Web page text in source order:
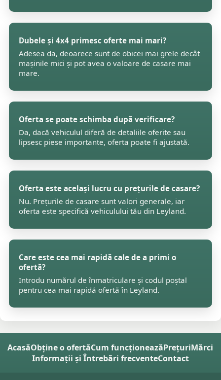
Dubele și 4x4 primesc oferte mai mari?
Adesea da, deoarece sunt de obicei mai grele decât
mașinile mici și pot avea o valoare de casare mai
mare.
Oferta se poate schimba după verificare?
Da, dacă vehiculul diferă de detaliile oferite sau
lipsesc piese importante, oferta poate fi ajustată.
Oferta este același lucru cu prețurile de casare?
Nu. Prețurile de casare sunt valori generale, iar
oferta este specifică vehiculului tău din Leyland.
Care este cea mai rapidă cale de a primi o
ofertă?
Introdu numărul de înmatriculare și codul poștal
pentru cea mai rapidă ofertă în Leyland.
AcasăObține o ofertăCum funcționeazăPrețuriMărci
Informații și Întrebări frecventeContact